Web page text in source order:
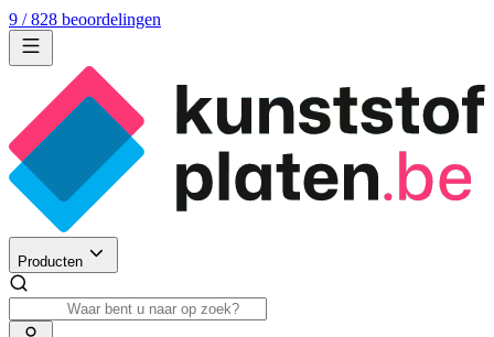
9 / 828 beoordelingen
Producten